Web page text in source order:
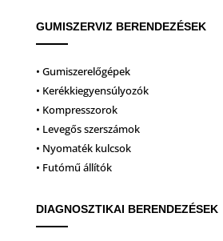
GUMISZERVIZ BERENDEZÉSEK
• Gumiszerelőgépek
• Kerékkiegyensúlyozók
• Kompresszorok
• Levegős szerszámok
• Nyomaték kulcsok
• Futómű állítók
DIAGNOSZTIKAI BERENDEZÉSEK